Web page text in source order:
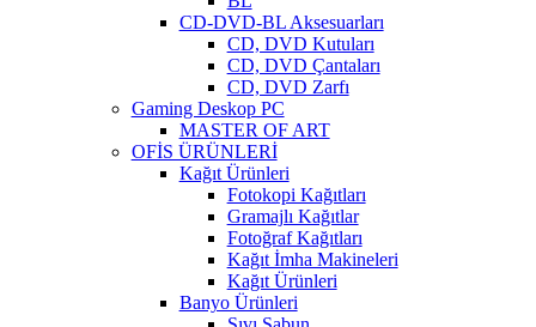
CD-DVD-BL Aksesuarları
CD, DVD Kutuları
CD, DVD Çantaları
CD, DVD Zarfı
Gaming Deskop PC
MASTER OF ART
OFİS ÜRÜNLERİ
Kağıt Ürünleri
Fotokopi Kağıtları
Gramajlı Kağıtlar
Fotoğraf Kağıtları
Kağıt İmha Makineleri
Kağıt Ürünleri
Banyo Ürünleri